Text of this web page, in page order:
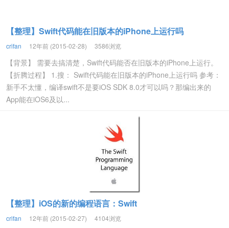
【整理】Swift代码能在旧版本的iPhone上运行吗
crifan 12年前 (2015-02-28) 3586浏览
【背景】 需要去搞清楚，Swift代码能否在旧版本的iPhone上运行。
【折腾过程】 1.搜： Swift代码能在旧版本的iPhone上运行吗 参考：
新手不太懂，编译swift不是要iOS SDK 8.0才可以吗？那编出来的
App能在iOS6及以...
【整理】iOS的新的编程语言：Swift
crifan 12年前 (2015-02-27) 4104浏览